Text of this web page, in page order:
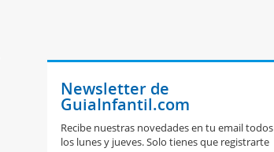
Newsletter de
GuiaInfantil.com
Recibe nuestras novedades en tu email todos
los lunes y jueves. Solo tienes que registrarte